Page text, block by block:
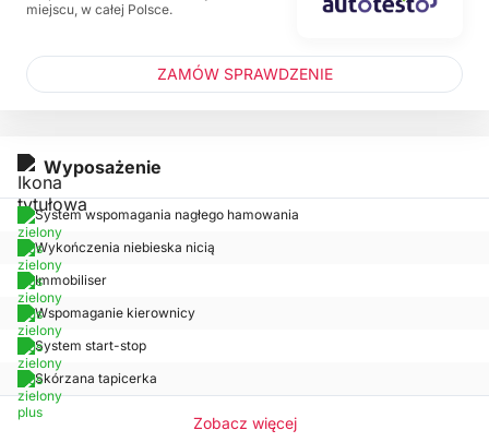
Wyposażenie
System wspomagania nagłego hamowania
Wykończenia niebieska nicią
Immobiliser
Wspomaganie kierownicy
System start-stop
Skórzana tapicerka
Zobacz więcej
miejscu, w całej Polsce.
ZAMÓW SPRAWDZENIE